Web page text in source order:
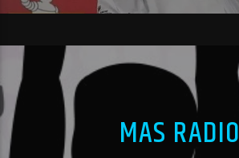
MAS RADIO